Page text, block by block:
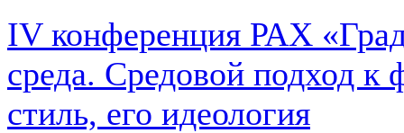
IV конференция РАХ
среда. Средовой подход
стиль, его идеология